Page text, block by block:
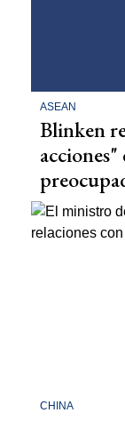
ASEAN
Blinken
CHINA